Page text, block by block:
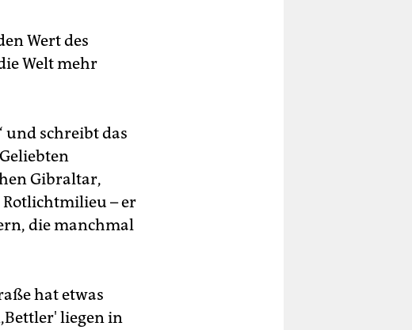
Wert des
Welt mehr
und schreibt das
Gibraltar,
– er
die manchmal
hat etwas
liegen in